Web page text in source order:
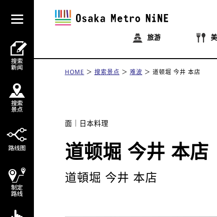
旅游
HOME 搜索景点 难波 道顿堀 今井 本店
面 日本料理
道顿堀 今井 本店
道頓堀 今井 本店